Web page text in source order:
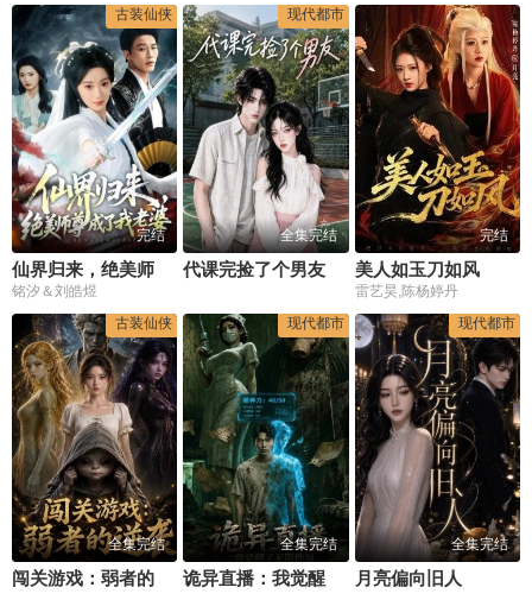
古装仙侠
完结
铭汐＆刘皓煜
现代都市
全集完结
代课完捡了个男友
完结
美人如玉刀如风
雷艺昊,陈杨婷丹
古装仙侠
全集完结
现代都市
全集完结
现代都市
全集完结
月亮偏向旧人